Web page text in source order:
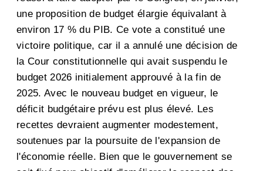
une proposition de budget élargie équivalant à
environ 17 % du PIB. Ce vote a constitué une
victoire politique, car il a annulé une décision de
la Cour constitutionnelle qui avait suspendu le
budget 2026 initialement approuvé à la fin de
2025. Avec le nouveau budget en vigueur, le
déficit budgétaire prévu est plus élevé. Les
recettes devraient augmenter modestement,
soutenues par la poursuite de l'expansion de
l'économie réelle. Bien que le gouvernement se